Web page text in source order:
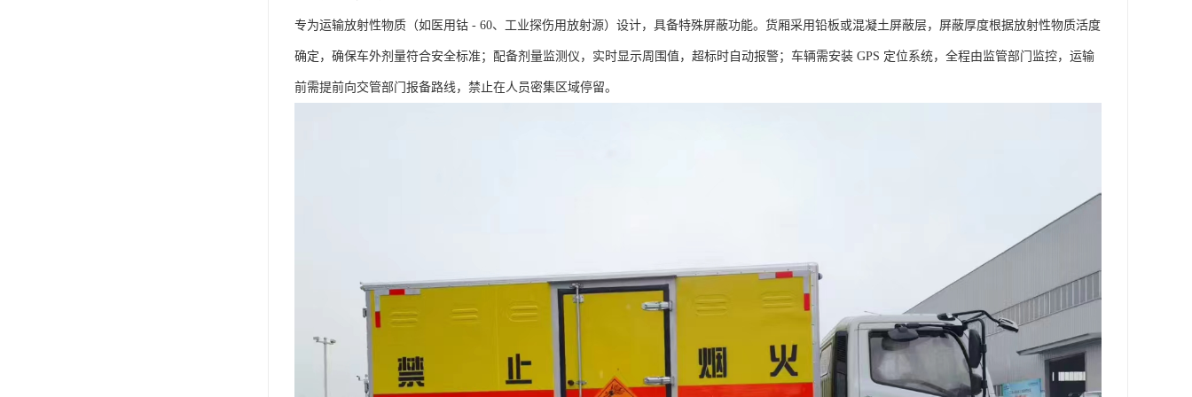
专为运输放射性物质（如医用钴 - 60、工业探伤用放射源）设计，具备特殊屏蔽功能。货厢采用铅板或混凝土屏蔽层，屏蔽厚度根据放射性物质活度
确定，确保车外剂量符合安全标准；配备剂量监测仪，实时显示周围值，超标时自动报警；车辆需安装 GPS 定位系统，全程由监管部门监控，运输
前需提前向交管部门报备路线，禁止在人员密集区域停留。​